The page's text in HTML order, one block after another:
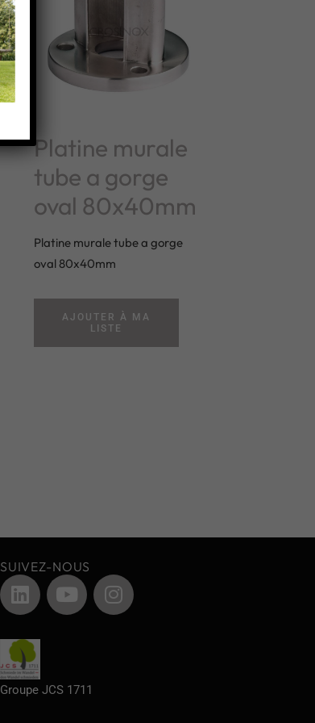
Platine murale
tube a gorge
oval 80x40mm
Platine murale tube a gorge
oval 80x40mm
AJOUTER À MA
LISTE
SUIVEZ-NOUS
Groupe JCS 1711